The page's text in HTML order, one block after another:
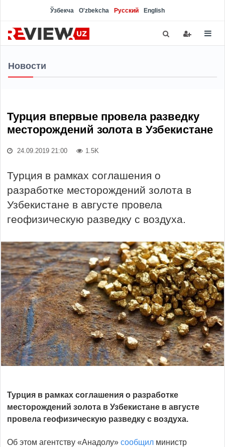
Ўзбекча O'zbekcha Русский English
Новости
Турция впервые провела разведку
месторождений золота в Узбекистане
24.09.2019 21:00 1.5K
Турция в рамках соглашения о
разработке месторождений золота в
Узбекистане в августе провела
геофизическую разведку с воздуха.
Турция в рамках соглашения о разработке
месторождений золота в Узбекистане в августе
провела геофизическую разведку с воздуха.
Об этом агентству «Анадолу» сообщил министр